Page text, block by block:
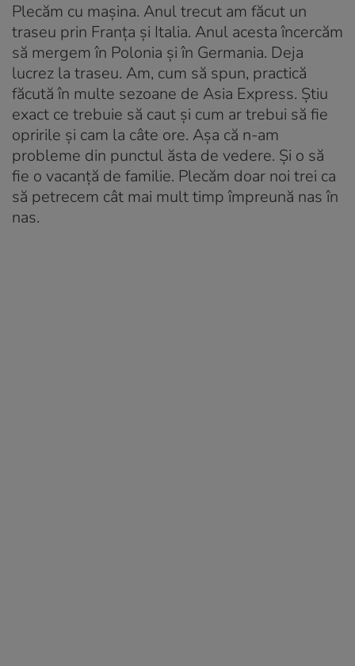
Plecăm cu mașina. Anul trecut am făcut un
traseu prin Franța și Italia. Anul acesta încercăm
să mergem în Polonia și în Germania. Deja
lucrez la traseu. Am, cum să spun, practică
făcută în multe sezoane de Asia Express. Știu
exact ce trebuie să caut și cum ar trebui să fie
opririle și cam la câte ore. Așa că n-am
probleme din punctul ăsta de vedere. Și o să
fie o vacanță de familie. Plecăm doar noi trei ca
să petrecem cât mai mult timp împreună nas în
nas.